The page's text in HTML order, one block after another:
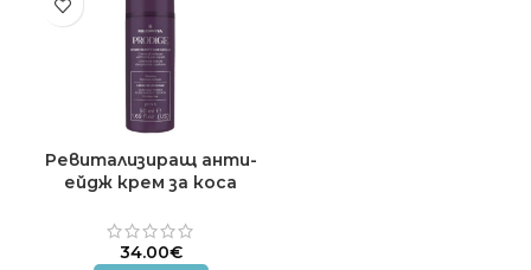
Ревитализиращ анти-
ейдж крем за коса
ml.
34.00€